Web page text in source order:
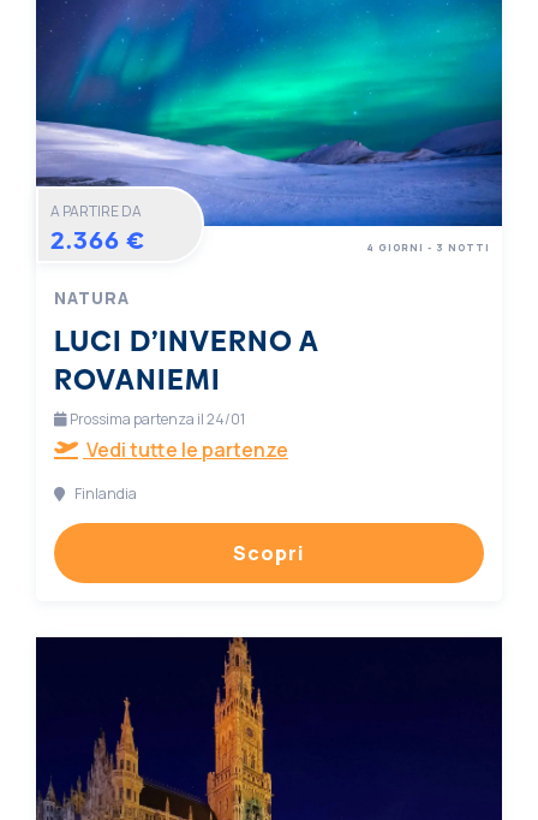
A PARTIRE DA
2.366 €
NATURA
LUCI D’INVERNO A
ROVANIEMI
4 GIORNI - 3 NOTTI
Prossima partenza il 24/01
Vedi tutte le partenze
Finlandia
Scopri